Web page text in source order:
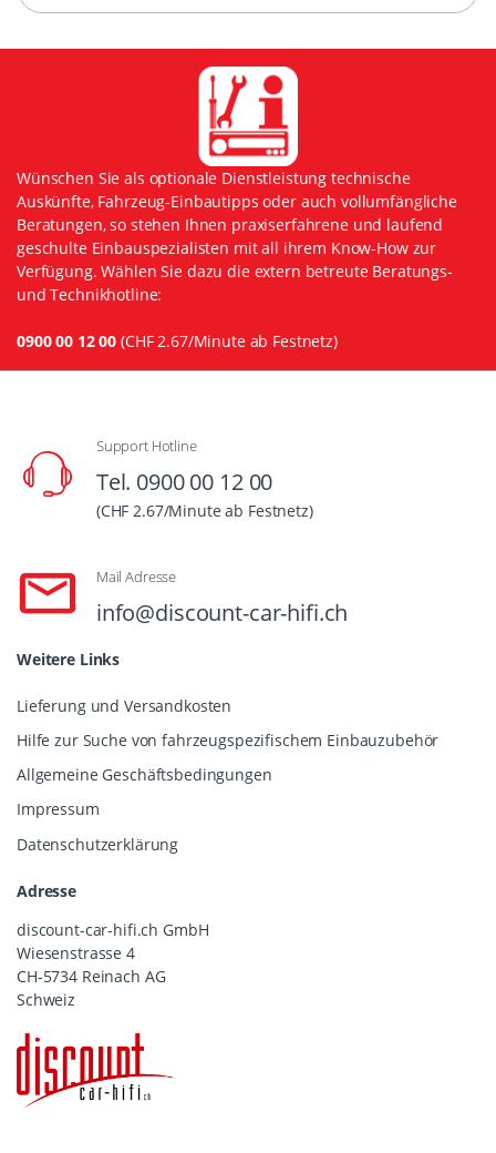
Wünschen Sie als optionale Dienstleistung technische
Auskünfte, Fahrzeug-Einbautipps oder auch vollumfängliche
Beratungen, so stehen Ihnen praxiserfahrene und laufend
geschulte Einbauspezialisten mit all ihrem Know-How zur
Verfügung. Wählen Sie dazu die extern betreute Beratungs-
und Technikhotline:
0900 00 12 00 (CHF 2.67/Minute ab Festnetz)
Support Hotline
Tel. 0900 00 12 00
(CHF 2.67/Minute ab Festnetz)
Mail Adresse
info@discount-car-hifi.ch
Weitere Links
Lieferung und Versandkosten
Hilfe zur Suche von fahrzeugspezifischem Einbauzubehör
Allgemeine Geschäftsbedingungen
Impressum
Datenschutzerklärung
Adresse
discount-car-hifi.ch GmbH
Wiesenstrasse 4
CH-5734 Reinach AG
Schweiz